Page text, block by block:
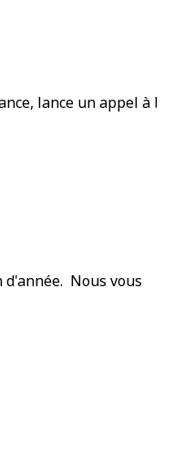
lance un appel à la
d'année. Nous vous